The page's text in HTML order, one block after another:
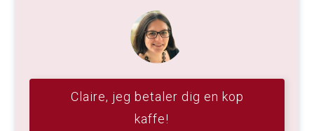
Claire, jeg betaler dig en kop
kaffe!